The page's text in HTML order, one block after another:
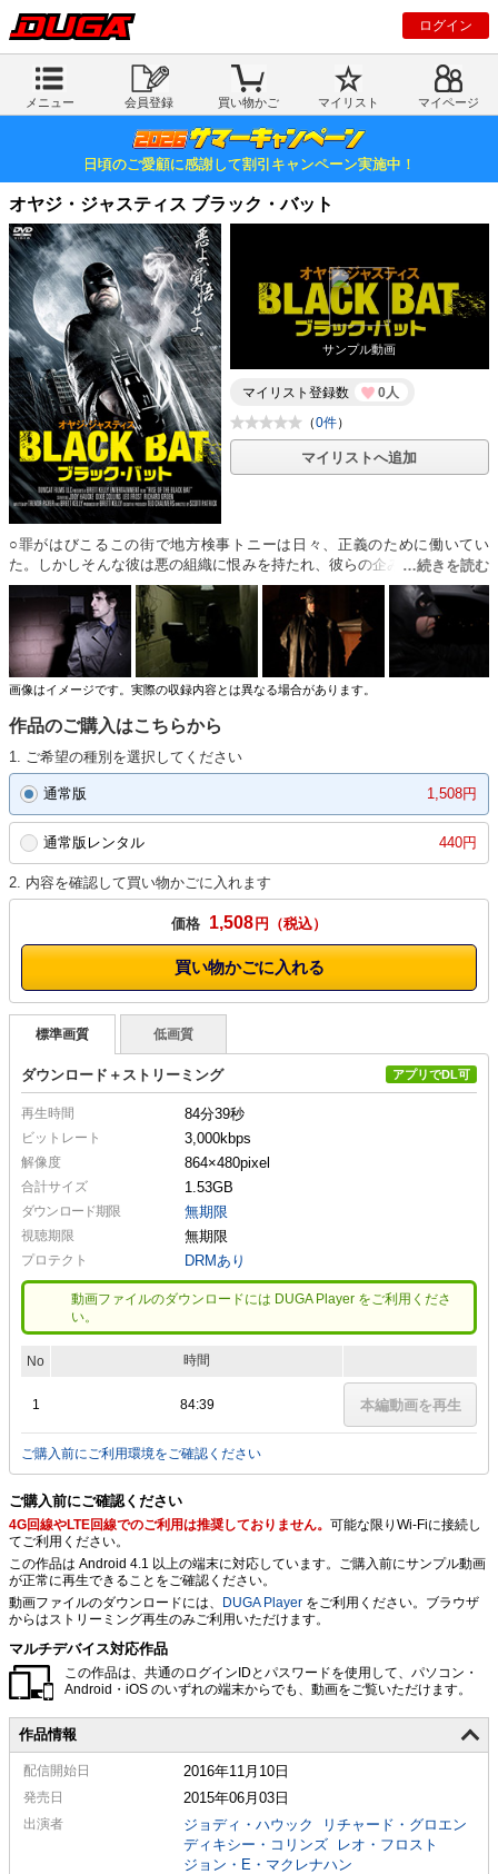
ログイン
メニュー 会員登録 買い物かご マイリスト マイページ
日頃のご愛顧に感謝して割引キャンペーン実施中！
オヤジ・ジャスティス ブラック・バット
サンプル動画
マイリスト登録数
0人
（0件）
マイリストへ追加
○罪がはびこるこの街で地方検事トニーは日々、正義のために働いてい
た。しかしそんな彼は悪の組織に恨みを持たれ、彼らの企みそして信頼し
ていた部下の裏切りによって失明してしまった。人生に失望したトニーだ
ったが、神は彼を見捨ててはいなかった。失明したものの何故か暗闇では
驚異的な視力を持つ特殊能力を代わりに得ていたのだ。トニーは正義の使
者ブラック・バットとして生まれ変わり、悪と闘う決意を新たにする…！
（2012年制作・カナダ・日本語字幕）
画像はイメージです。実際の収録内容とは異なる場合があります。
作品のご購入はこちらから
1. ご希望の種別を選択してください
通常版 1,508円
通常版レンタル 440円
2. 内容を確認して買い物かごに入れます
価格 1,508 円
買い物かごに入れる
標準画質 低画質
ダウンロード＋ストリーミング アプリでDL可
再生時間 84分39秒
ビットレート 3,000kbps
解像度 864×480pixel
合計サイズ 1.53GB
ダウンロード期限 無期限
視聴期限 無期限
プロテクト DRMあり
動画ファイルのダウンロードには DUGA Player をご利用くださ
い。
No 時間
1 84:39 本編動画を再生
ご購入前にご利用環境をご確認ください
ご購入前にご確認ください
4G回線やLTE回線でのご利用は推奨しておりません。 可能な限りWi-Fiに接続し
てご利用ください。
この作品は Android 4.1 以上の端末に対応しています。ご購入前にサンプル動画
が正常に再生できることをご確認ください。
動画ファイルのダウンロードには、 DUGA Player をご利用ください。ブラウザ
からはストリーミング再生のみご利用いただけます。
マルチデバイス対応作品
この作品は、共通のログインIDとパスワードを使用して、パソコン・
Android・iOS のいずれの端末からでも、動画をご覧いただけます。
作品情報
配信開始日 2016年11月10日
発売日 2015年06月03日
出演者 ジョディ・ハウック
リチャード・グロエン
ディキシー・コリンズ
レオ・フロスト
ジョン・E・マクレナハン